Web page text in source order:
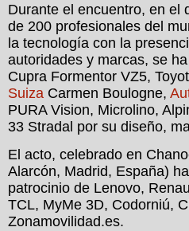
Durante el encuentro, en el
de 200 profesionales del
la tecnología con la
autoridades y marcas, se
Cupra Formentor VZ5,
Suiza Carmen Boulogne,
PURA Vision, Microlino,
33 Stradal por su diseño,
El acto, celebrado en
Alarcón, Madrid, España)
patrocinio de Lenovo,
TCL, MyMe 3D, Codorniú,
Zonamovilidad.es.